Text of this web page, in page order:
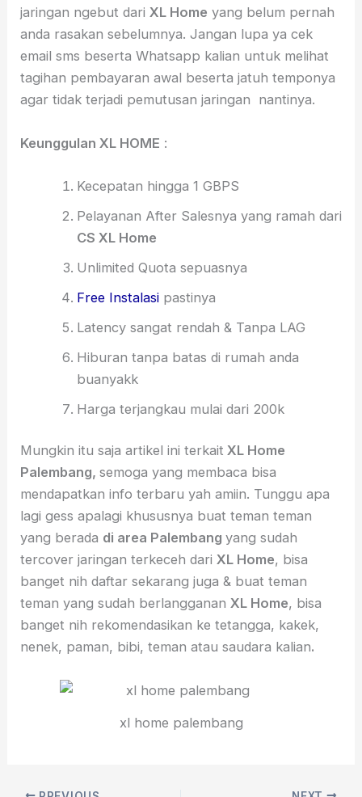
jaringan ngebut dariXL Home yang belum pernah
anda rasakan sebelumnya. Jangan lupa ya cek
email sms beserta Whatsapp kalian untuk melihat
tagihan pembayaran awal beserta jatuh temponya
agar tidak terjadi pemutusan jaringan nantinya.
Keunggulan XL HOME :
Kecepatan hingga 1 GBPS
Pelayanan After Salesnya yang ramah dari
CS XL Home
Unlimited Quota sepuasnya
Free Instalasipastinya
Latency sangat rendah & Tanpa LAG
Hiburan tanpa batas di rumah anda
buanyakk
Harga terjangkau mulai dari 200k
Mungkin itu saja artikel ini terkait XL Home
Palembang,semoga yang membaca bisa
mendapatkan info terbaru yah amiin. Tunggu apa
lagi gess apalagi khususnya buat teman teman
yang berada di area Palembangyang sudah
tercover jaringan terkeceh dariXL Home, bisa
banget nih daftar sekarang juga & buat teman
teman yang sudah berlanggananXL Home, bisa
banget nih rekomendasikan ke tetangga, kakek,
nenek, paman, bibi, teman atau saudara kalian.
xl home palembang